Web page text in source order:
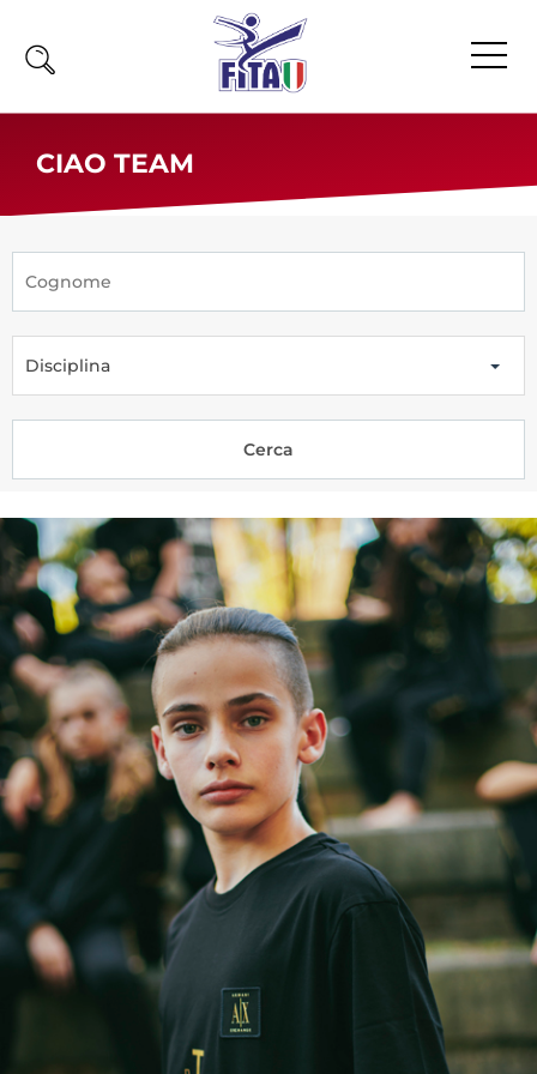
News
Olimpiadi
Atleti
Competizioni
Tesseramento
Licenze WT
Formazione
Amministrazione
Salute
Rivista Olympic Dream
Mappa del sito
Photogallery
CIAO TEAM
Disciplina